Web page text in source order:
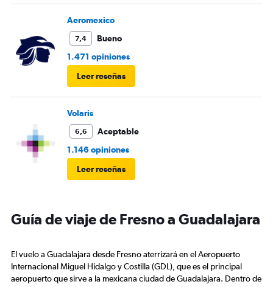
Aeromexico
7,4
Bueno
1.471 opiniones
Leer reseñas
Volaris
6,6
Aceptable
1.146 opiniones
Leer reseñas
Guía de viaje de Fresno a Guadalajara
El vuelo a Guadalajara desde Fresno aterrizará en el Aeropuerto
Internacional Miguel Hidalgo y Costilla (GDL), que es el principal
aeropuerto que sirve a la mexicana ciudad de Guadalajara. Dentro de